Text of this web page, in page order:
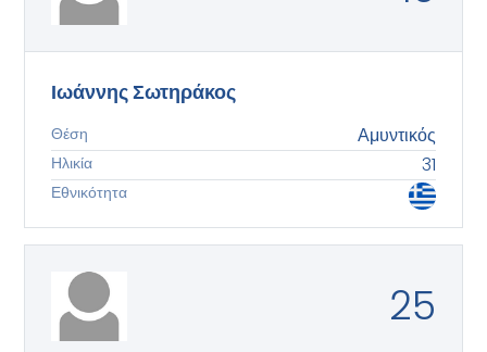
Ιωάννης Σωτηράκος
Θέση Αμυντικός
Ηλικία 31
Εθνικότητα
25